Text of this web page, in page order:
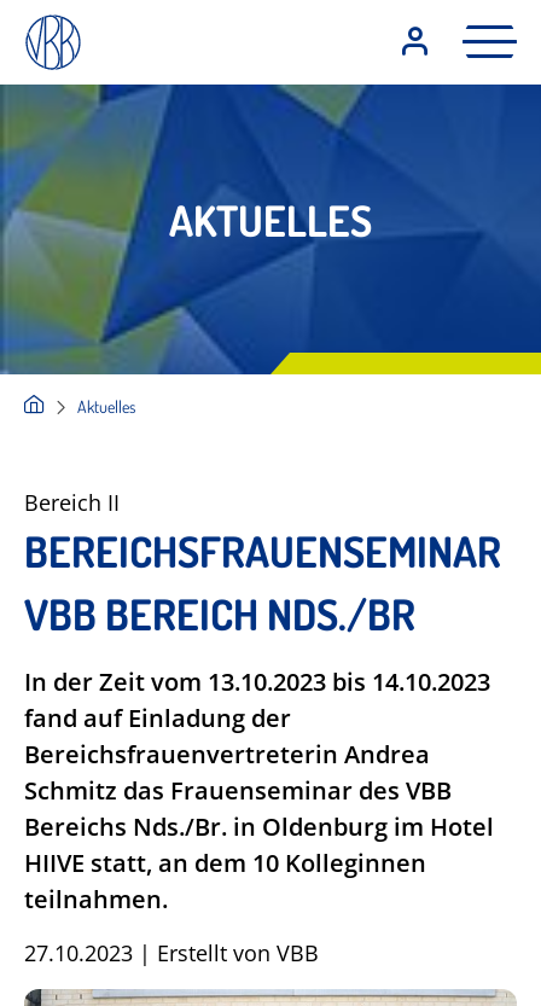
AKTUELLES
Aktuelles
Bereich II
BEREICHSFRAUENSEMINAR
VBB BEREICH NDS./BR
In der Zeit vom 13.10.2023 bis 14.10.2023
fand auf Einladung der
Bereichsfrauenvertreterin Andrea
Schmitz das Frauenseminar des VBB
Bereichs Nds./Br. in Oldenburg im Hotel
HIIVE statt, an dem 10 Kolleginnen
teilnahmen.
27.10.2023 | Erstellt von VBB